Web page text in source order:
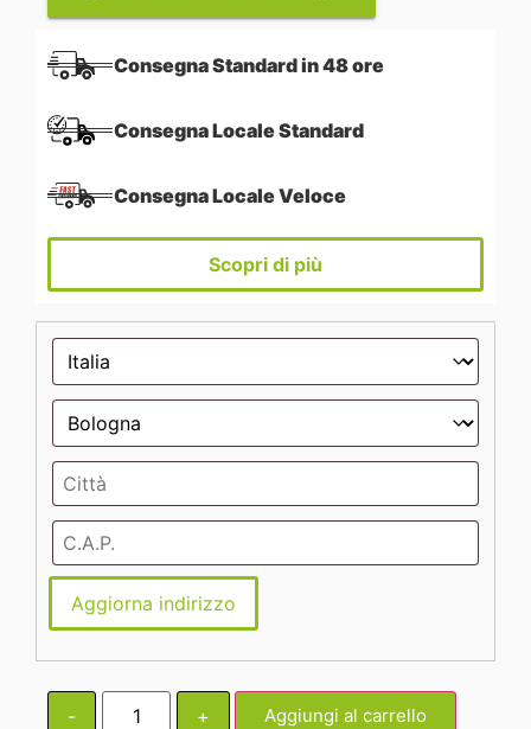
Consegna Standard in 48 ore
Consegna Locale Standard
Consegna Locale Veloce
Scopri di più
Aggiorna indirizzo
- + Aggiungi al carrello